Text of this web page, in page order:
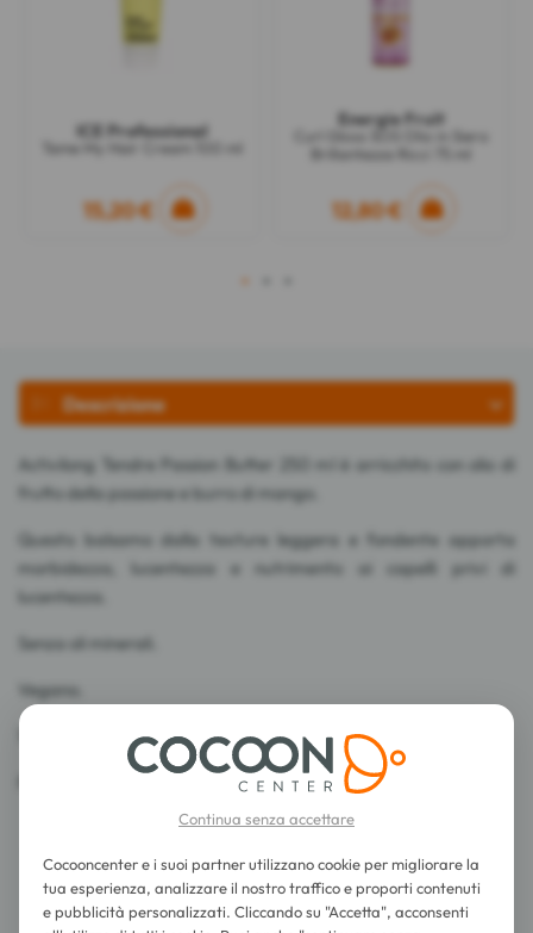
ICE Professional
Tame My Hair Cream 100 ml
15,20 €
Energie Fruit
Curl Gloss SOS Olio in Siero
Brillantezza Ricci 75 ml
12,80 €
1
Descrizione
Activilong Tendre Passion Butter 250 ml è arricchito con olio di
frutto della passione e burro di mango.
Questo balsamo dalla texture leggera e fondente apporta
morbidezza, lucentezza e nutrimento ai capelli privi di
lucentezza.
Senza oli minerali.
Vegano.
100% ingredienti di origine naturale.
Continua senza accettare
Cocooncenter e i suoi partner utilizzano cookie per migliorare la
tua esperienza, analizzare il nostro traffico e proporti contenuti
e pubblicità personalizzati. Cliccando su "Accetta", acconsenti